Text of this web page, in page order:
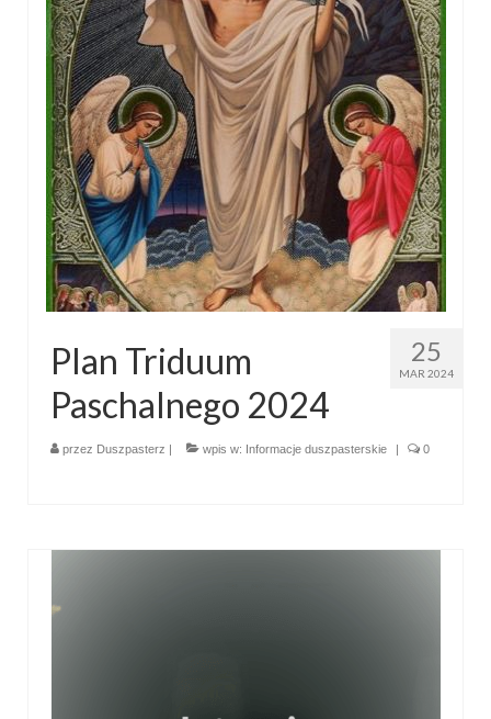
Sakrament eucharystii
Sakrament bierzmowania
Sakrament pojednania
Sakrament małżeństwa
Sakrament kapłaństwa
Sakrament namaszczenia chorych
Galeria
Niedziela Palmowa 29.03.2026
Wielki Czwartek 02.04.2026
25
MAR 2024
Plan Triduum
Paschalnego 2024
przez Duszpasterz wpis w: Informacje duszpasterskie 0